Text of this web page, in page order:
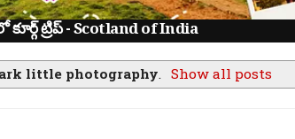
ట్రిప్ - Scotland of India
little photography. Show all posts